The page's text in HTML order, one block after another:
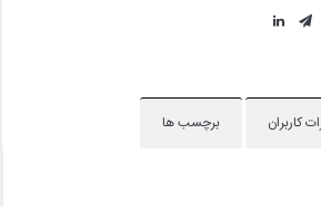
کاربران برچسب ها